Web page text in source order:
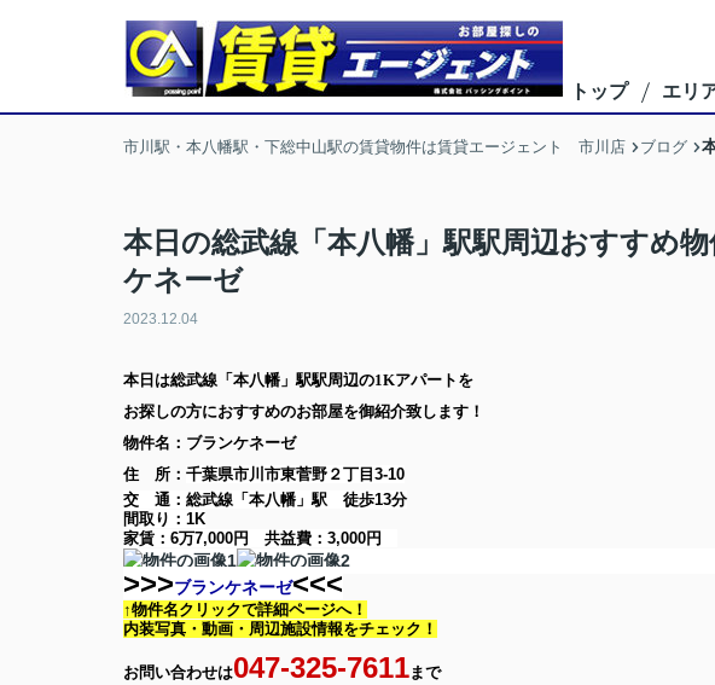
トップ エリ
市川駅・本八幡駅・下総中山駅の賃貸物件は賃貸エージェント 市川店 ブログ
本日の総武線「本八幡」駅駅周辺おすすめ
ケネーゼ
2023.12.04
本日は総武線「本八幡」駅駅周辺の1Kアパート を
お探しの方におすすめのお部屋を御紹介致します！
物件名：ブランケネーゼ
住 所： 千葉県市川市東菅野２丁目3-10
交 通：総武線「本八幡」駅 徒歩13分
間取り： 1K
家賃： 6万7,000円 共益費： 3,000円
>>>ブランケネーゼ<<<
↑物件名クリックで詳細ページへ！
内装写真・動画・ 周辺施設情報をチェック！
お問い合わせは047-325-7611まで